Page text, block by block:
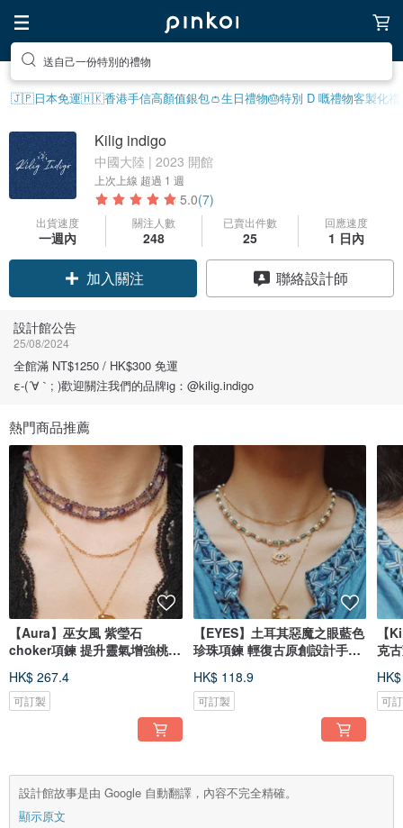
送自己一份特別的禮物
🇯🇵日本免運🇭🇰香港手信高顏值銀包👛生日禮物🎂特別 D 嘅禮物客製化
Kilig indigo
中國大陸 | 2023 開館
上次上線 超過 1 週
5.0(7)
出貨速度
一週內
關注人數
248
已賣出件數
25
回應速度
1 日內
加入關注 聯絡設計師
設計館公告
25/08/2024
全館滿 NT$1250 / HK$300 免運
ε-(´∀｀; )歡迎關注我們的品牌ig：@kilig.indigo
熱門商品推薦
【Aura】巫女風 紫瑩石
choker項鍊 提升靈氣增強桃花
HK$ 267.4
可訂製
【EYES】土耳其惡魔之眼藍色
珍珠項鍊 輕復古原創設計手工
HK$ 118.9
可訂製
【
克
可
設計館故事是由 Google 自動翻譯，內容不完全精確。
顯示原文